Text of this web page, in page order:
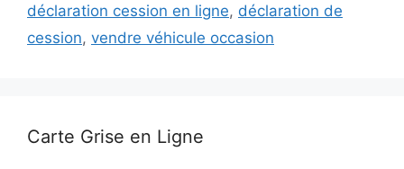
déclaration cession en ligne, déclaration de
cession, vendre véhicule occasion
Carte Grise en Ligne